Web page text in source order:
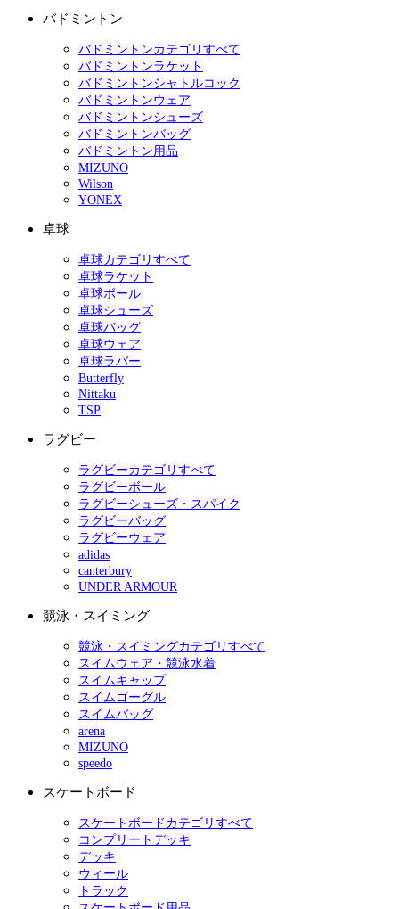
バドミントン
バドミントンカテゴリすべて
バドミントンラケット
バドミントンシャトルコック
バドミントンウェア
バドミントンシューズ
バドミントンバッグ
バドミントン用品
MIZUNO
Wilson
YONEX
卓球
卓球カテゴリすべて
卓球ラケット
卓球ボール
卓球シューズ
卓球バッグ
卓球ウェア
卓球ラバー
Butterfly
Nittaku
TSP
ラグビー
ラグビーカテゴリすべて
ラグビーボール
ラグビーシューズ・スパイク
ラグビーバッグ
ラグビーウェア
adidas
canterbury
UNDER ARMOUR
競泳・スイミング
競泳・スイミングカテゴリすべて
スイムウェア・競泳水着
スイムキャップ
スイムゴーグル
スイムバッグ
arena
MIZUNO
speedo
スケートボード
スケートボードカテゴリすべて
コンプリートデッキ
デッキ
ウィール
トラック